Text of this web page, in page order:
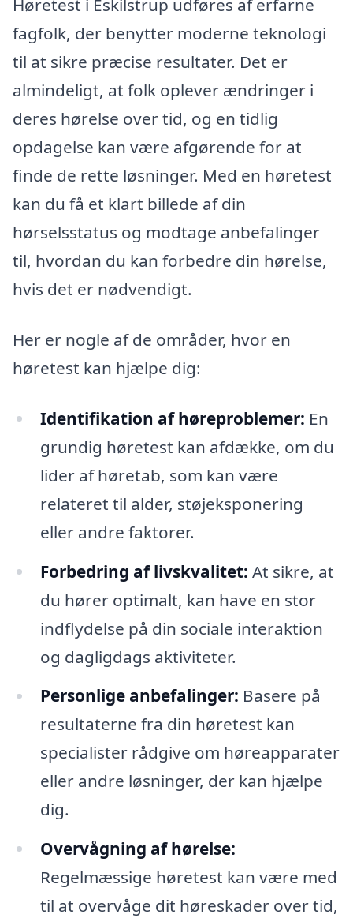
Høretest i Eskilstrup udføres af erfarne
fagfolk, der benytter moderne teknologi
til at sikre præcise resultater. Det er
almindeligt, at folk oplever ændringer i
deres hørelse over tid, og en tidlig
opdagelse kan være afgørende for at
finde de rette løsninger. Med en høretest
kan du få et klart billede af din
hørselsstatus og modtage anbefalinger
til, hvordan du kan forbedre din hørelse,
hvis det er nødvendigt.
Her er nogle af de områder, hvor en
høretest kan hjælpe dig:
Identifikation af høreproblemer: En
grundig høretest kan afdække, om du
lider af høretab, som kan være
relateret til alder, støjeksponering
eller andre faktorer.
Forbedring af livskvalitet: At sikre, at
du hører optimalt, kan have en stor
indflydelse på din sociale interaktion
og dagligdags aktiviteter.
Personlige anbefalinger: Basere på
resultaterne fra din høretest kan
specialister rådgive om høreapparater
eller andre løsninger, der kan hjælpe
dig.
Overvågning af hørelse:
Regelmæssige høretest kan være med
til at overvåge dit høreskader over tid,